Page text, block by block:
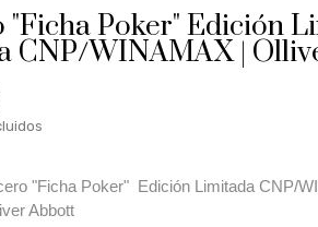
"Ficha Poker" Edición
CNP/WINAMAX |
"Ficha Poker" Edición Limitada CNP/
Abbott